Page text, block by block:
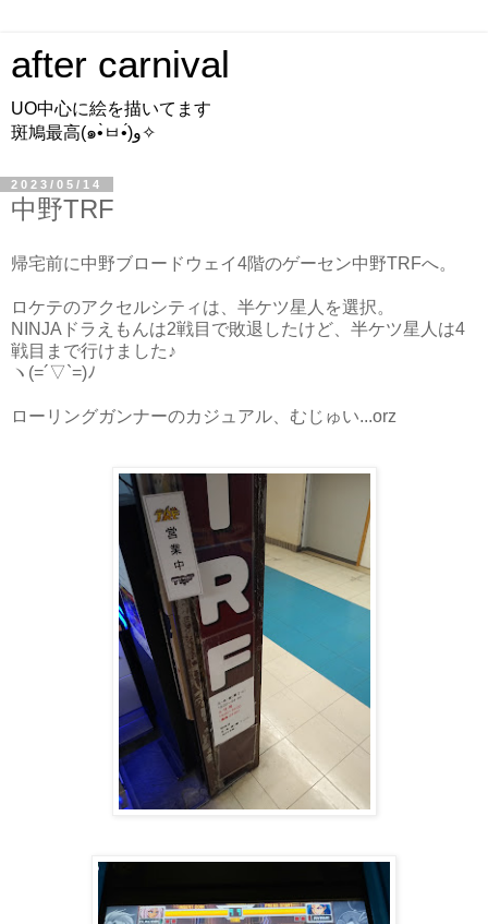
after carnival
UO中心に絵を描いてます
斑鳩最高(๑•̀ㅂ•́)و✧
2023/05/14
中野TRF
帰宅前に中野ブロードウェイ4階のゲーセン中野TRFへ。
ロケテのアクセルシティは、半ケツ星人を選択。
NINJAドラえもんは2戦目で敗退したけど、半ケツ星人は4
戦目まで行けました♪
ヽ(=´▽`=)ﾉ
ローリングガンナーのカジュアル、むじゅい...orz